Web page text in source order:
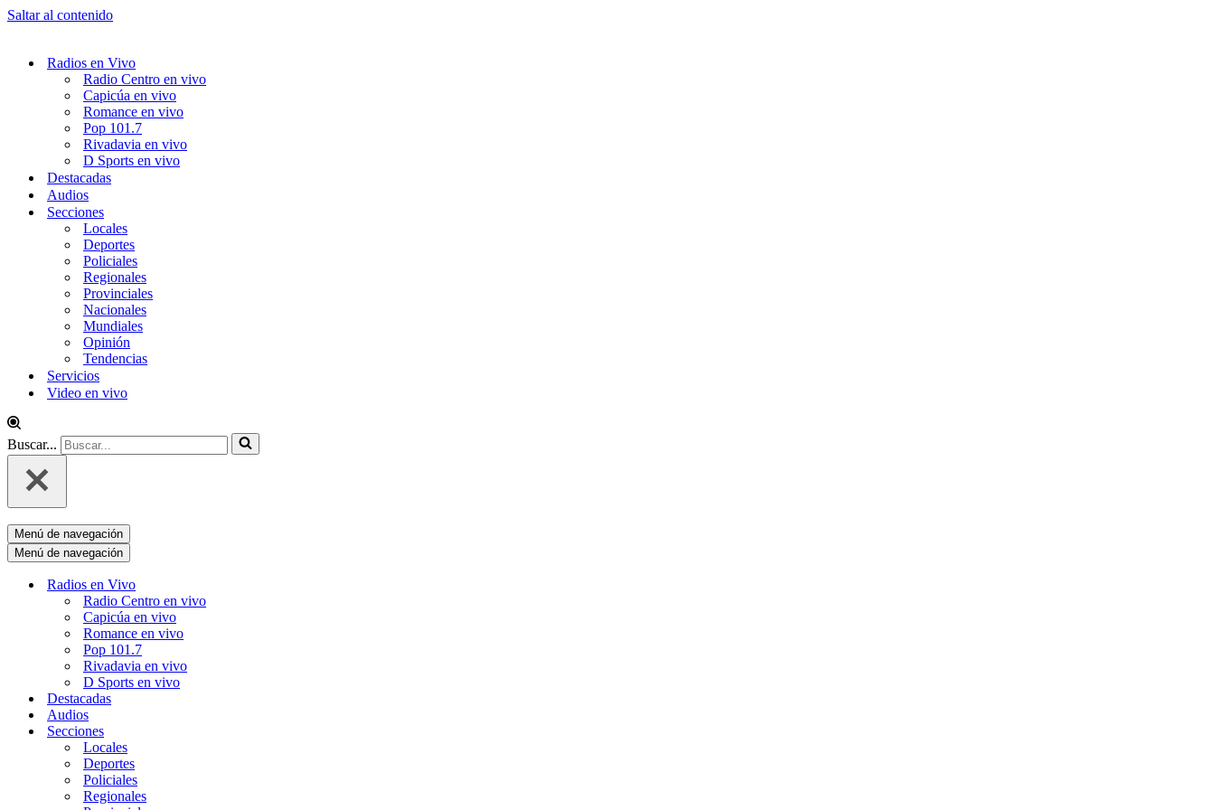
Saltar al contenido
Radios en Vivo
Radio Centro en vivo
Capicúa en vivo
Romance en vivo
Pop 101.7
Rivadavia en vivo
D Sports en vivo
Destacadas
Audios
Secciones
Locales
Deportes
Policiales
Regionales
Provinciales
Nacionales
Mundiales
Opinión
Tendencias
Servicios
Video en vivo
Buscar...
Menú de navegación
Menú de navegación
Radios en Vivo
Radio Centro en vivo
Capicúa en vivo
Romance en vivo
Pop 101.7
Rivadavia en vivo
D Sports en vivo
Destacadas
Audios
Secciones
Locales
Deportes
Policiales
Regionales